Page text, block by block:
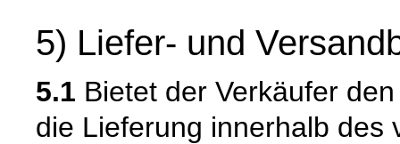
5) Liefer- und
5.1 Bietet der Verkäufer
die Lieferung innerhalb des